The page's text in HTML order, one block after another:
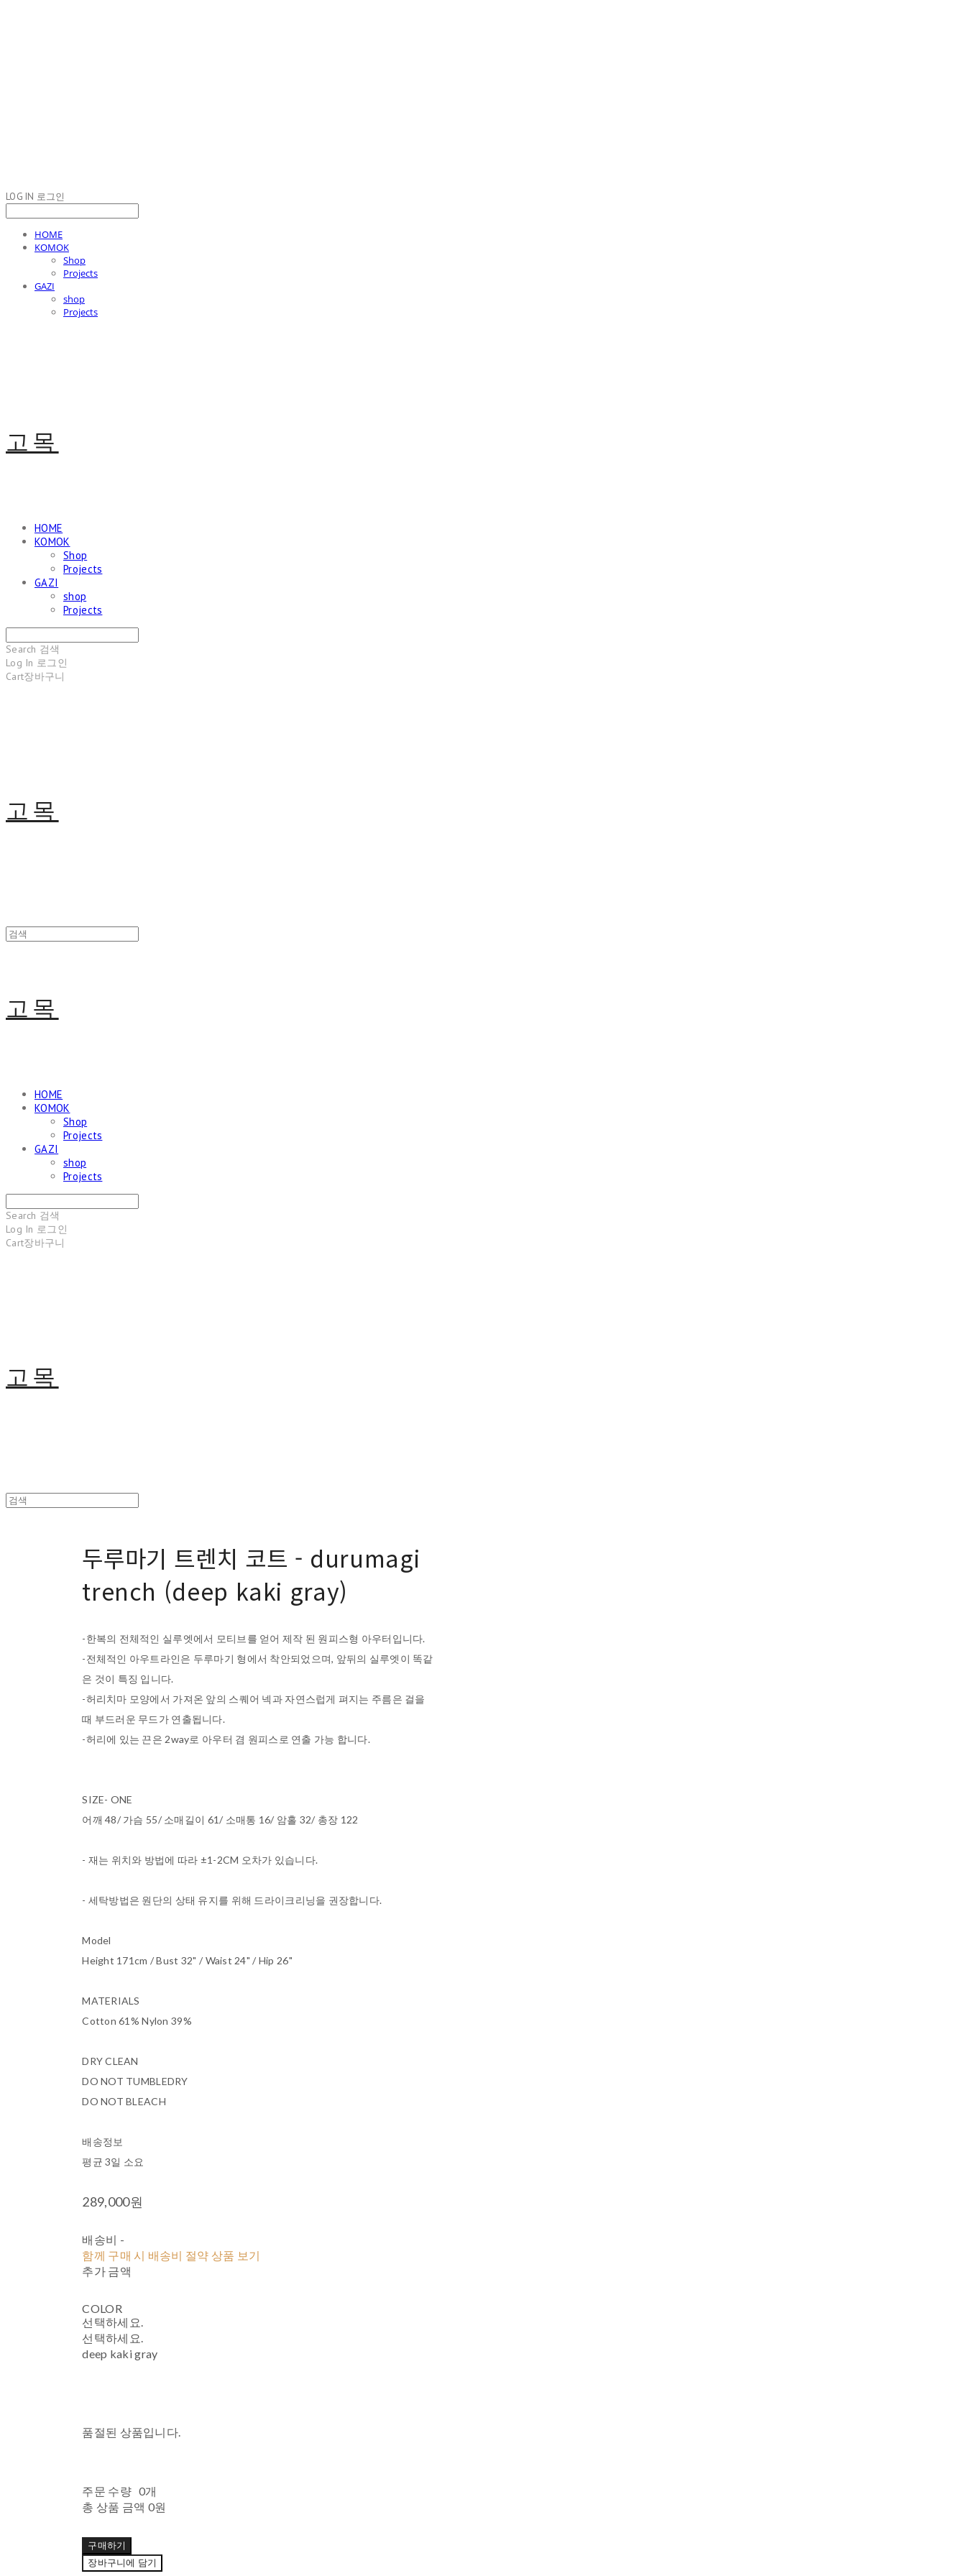
LOG IN 로그인
HOME
KOMOK
Shop
Projects
GAZI
shop
Projects
고목
HOME
KOMOK
Shop
Projects
GAZI
shop
Projects
Search 검색
Log In 로그인
Cart장바구니
고목
고목
HOME
KOMOK
Shop
Projects
GAZI
shop
Projects
Search 검색
Log In 로그인
Cart장바구니
고목
두루마기 트렌치 코트 - durumagi
trench (deep kaki gray)
-한복의 전체적인 실루엣에서 모티브를 얻어 제작 된 원피스형 아우터입니다.
-전체적인 아우트라인은 두루마기 형에서 착안되었으며, 앞뒤의 실루엣이 똑같
은 것이 특징 입니다.
-허리치마 모양에서 가져온 앞의 스퀘어 넥과 자연스럽게 펴지는 주름은 걸을
때 부드러운 무드가 연출됩니다.
-허리에 있는 끈은 2way로 아우터 겸 원피스로 연출 가능 합니다.
SIZE- ONE
어깨 48/ 가슴 55/ 소매길이 61/ 소매통 16/ 암홀 32/ 총장 122
- 재는 위치와 방법에 따라 ±1-2CM 오차가 있습니다.
- 세탁방법은 원단의 상태 유지를 위해 드라이크리닝을 권장합니다.
Model
Height 171cm / Bust 32" / Waist 24" / Hip 26"
MATERIALS
Cotton 61% Nylon 39%
DRY CLEAN
DO NOT TUMBLEDRY
DO NOT BLEACH
배송정보
평균 3일 소요
289,000원
배송비 -
함께 구매 시 배송비 절약 상품 보기
추가 금액
COLOR
선택하세요.
선택하세요.
deep kaki gray
품절된 상품입니다.
주문 수량 0개
총 상품 금액 0원
구매하기
장바구니에 담기